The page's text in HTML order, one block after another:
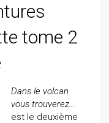
tome 2
Dans le volcan
vous trouverez...
est le deuxième